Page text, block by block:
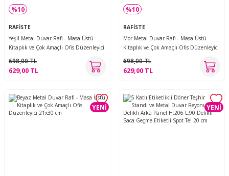
%10
RAFİSTE
Yeşil Metal Duvar Rafı - Masa Üstü
Kitaplık ve Çok Amaçlı Ofis Düzenleyici
698,00 TL
629,00 TL
%10
RAFİSTE
Mor Metal Duvar Rafı - Masa Üstü
Kitaplık ve Çok Amaçlı Ofis Düzenleyici
698,00 TL
629,00 TL
YENİ YENİ